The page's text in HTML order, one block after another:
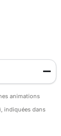
animations
indiquées dans